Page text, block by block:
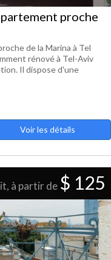
proche
de la Marina à Tel
rénové à Tel-Aviv
Il dispose d'une
Voir les détails
à partir de $ 125